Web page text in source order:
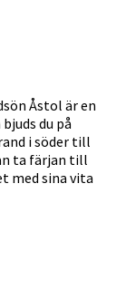
Åstol är en
du på
i söder till
ta färjan till
med sina vita